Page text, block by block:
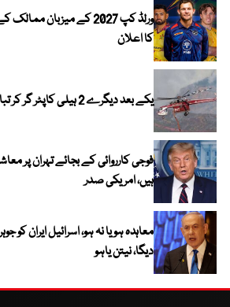
ورلڈ کپ 2027 کے میزبان
کا اعلان
یکے بعد دیگرے 2 ہیلی کاپٹر گر کر تباہ؛ متعدد ہلاکتیں
فوجی کارروائی کے بجائے تہران پر
ہیں، امریکی صدر
معاہدہ ہو یا نہ ہو، اسرائیل ایران
دیگا، نیتن یاہو